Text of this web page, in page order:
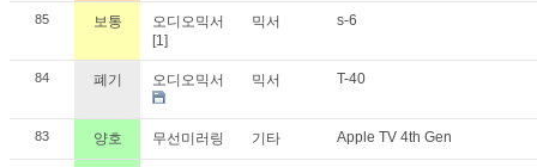
85 보통
오디오믹서
[1]
믹서 s-6
84 폐기 오디오믹서 믹서 T-40
83 양호 무선미러링 기타 Apple TV 4th Gen